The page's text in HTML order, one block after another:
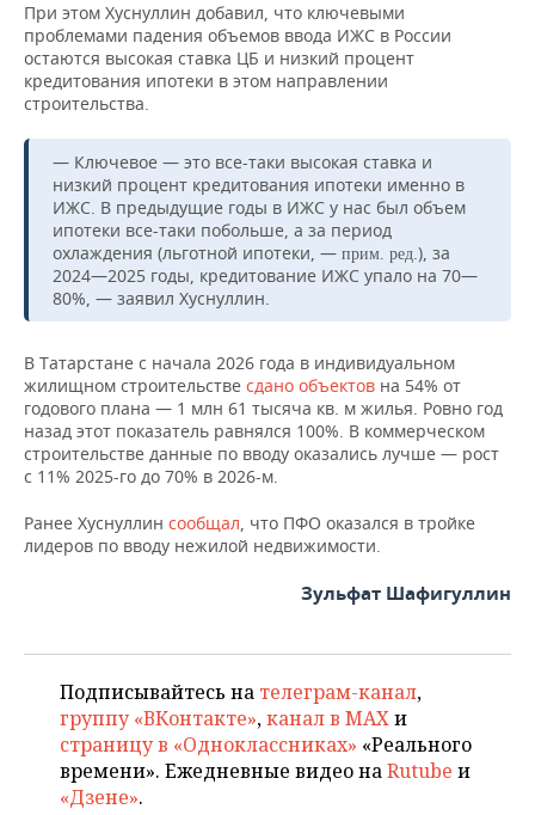
При этом Хуснуллин добавил, что ключевыми
проблемами падения объемов ввода ИЖС в России
остаются высокая ставка ЦБ и низкий процент
кредитования ипотеки в этом направлении
строительства.
— Ключевое — это все-таки высокая ставка и
низкий процент кредитования ипотеки именно в
ИЖС. В предыдущие годы в ИЖС у нас был объем
ипотеки все-таки побольше, а за период
охлаждения (льготной ипотеки, — прим. ред.), за
2024—2025 годы, кредитование ИЖС упало на 70—
80%, — заявил Хуснуллин.
В Татарстане с начала 2026 года в индивидуальном
жилищном строительстве сдано объектов на 54% от
годового плана — 1 млн 61 тысяча кв. м жилья. Ровно год
назад этот показатель равнялся 100%. В коммерческом
строительстве данные по вводу оказались лучше — рост
с 11% 2025-го до 70% в 2026-м.
Ранее Хуснуллин сообщал, что ПФО оказался в тройке
лидеров по вводу нежилой недвижимости.
Зульфат Шафигуллин
Подписывайтесь на телеграм-канал,
группу «ВКонтакте»,канал в MAXи
страницу в «Одноклассниках» «Реального
времени». Ежедневные видео наRutube и
«Дзене».